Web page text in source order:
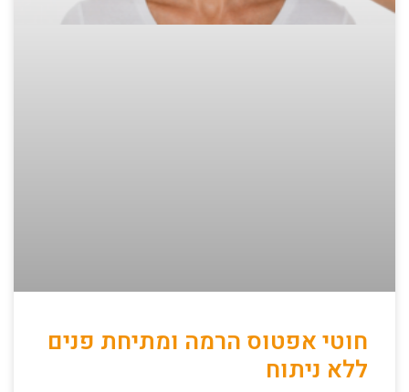
חוטי אפטוס הרמה ומתיחת פנים
ללא ניתוח